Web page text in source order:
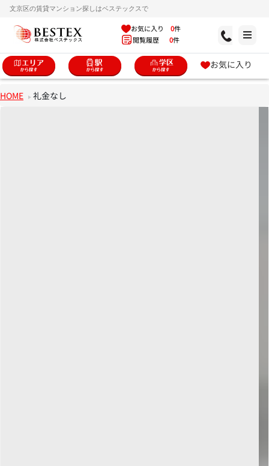
文京区の賃貸マンション探しはベステックスで
お気に入り 0件
閲覧履歴 0件
お気に入り
HOME 礼金なし